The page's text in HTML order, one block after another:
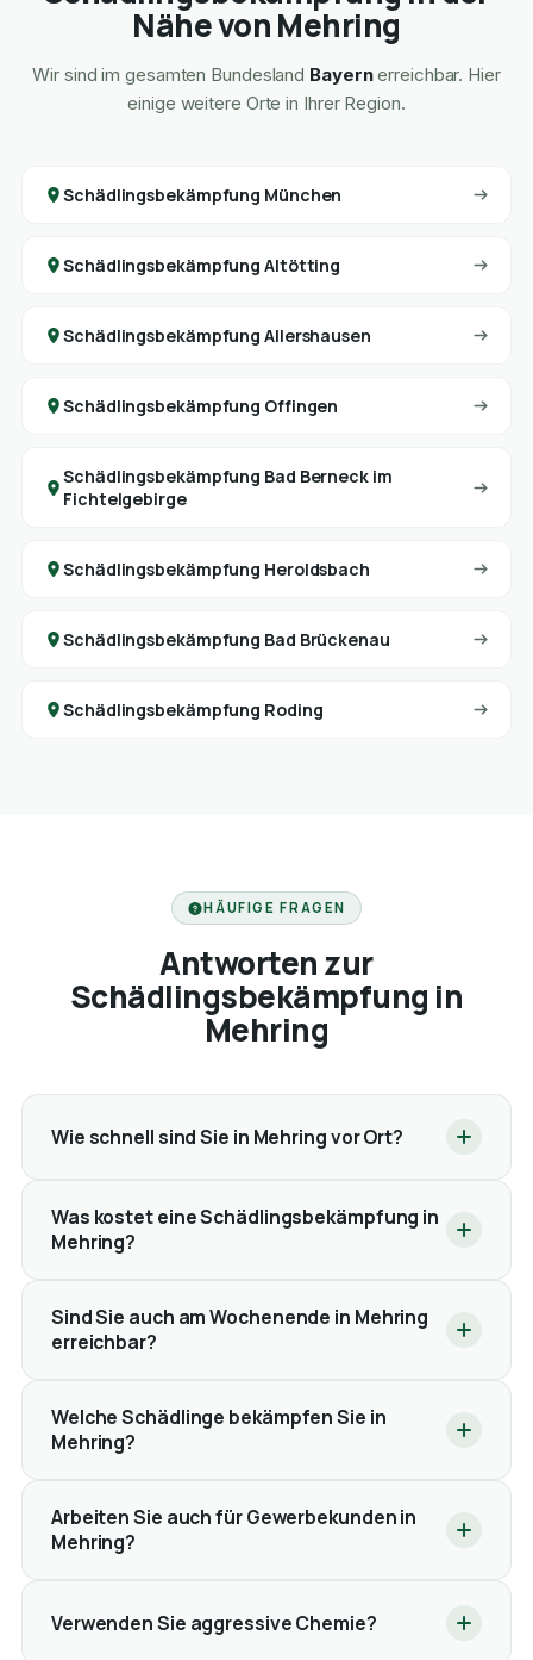
Nähe von Mehring
Wir sind im gesamten Bundesland Bayernerreichbar. Hier
einige weitere Orte in Ihrer Region.
Schädlingsbekämpfung München
Schädlingsbekämpfung Altötting
Schädlingsbekämpfung Allershausen
Schädlingsbekämpfung Offingen
Schädlingsbekämpfung Bad Berneck im
Fichtelgebirge
Schädlingsbekämpfung Heroldsbach
Schädlingsbekämpfung Bad Brückenau
Schädlingsbekämpfung Roding
HÄUFIGE FRAGEN
Antworten zur
Schädlingsbekämpfung in
Mehring
Wie schnell sind Sie in Mehring vor Ort?
Was kostet eine Schädlingsbekämpfung in
Mehring?
Sind Sie auch am Wochenende in Mehring
erreichbar?
Welche Schädlinge bekämpfen Sie in
Mehring?
Arbeiten Sie auch für Gewerbekunden in
Mehring?
Verwenden Sie aggressive Chemie?